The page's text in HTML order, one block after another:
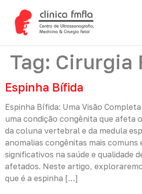
Tag: Cirurgia
Espinha Bífida
Espinha Bífida: Uma Visão
uma condição congênita que afeta
da coluna vertebral e da medula
anomalias congênitas mais
significativos na saúde e qualidade
afetados. Neste artigo,
que é a espinha […]